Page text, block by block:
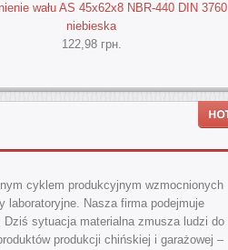
wału AS 45х62х8 NBR-440 DIN 3760
niebieska
122,98 грн.
cyklem produkcyjnym wzmocnionych
laboratoryjne. Nasza firma podejmuje
Dziś sytuacja materialna zmusza ludzi do
produkcji chińskiej i garażowej –